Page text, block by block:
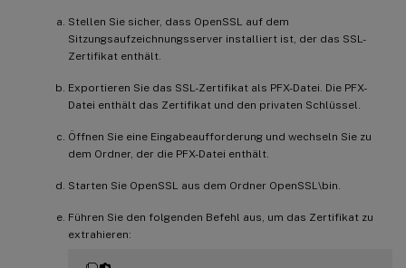
Stellen Sie sicher, dass OpenSSL auf dem
Sitzungsaufzeichnungsserver installiert ist, der das SSL-
Zertifikat enthält.
Exportieren Sie das SSL-Zertifikat als PFX-Datei. Die PFX-
Datei enthält das Zertifikat und den privaten Schlüssel.
Öffnen Sie eine Eingabeaufforderung und wechseln Sie zu
dem Ordner, der die PFX-Datei enthält.
Starten Sie OpenSSL aus dem Ordner OpenSSL\bin.
Führen Sie den folgenden Befehl aus, um das Zertifikat zu
extrahieren: